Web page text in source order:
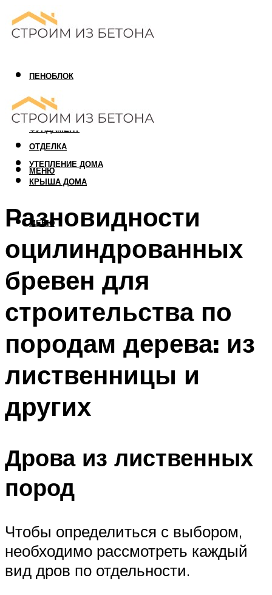
ПЕНОБЛОК
ГАЗОБЛОК
АРБОЛИТОВЫЙ БЛОК
ФУНДАМЕНТ
ОТДЕЛКА
УТЕПЛЕНИЕ ДОМА
КРЫША ДОМА
МЕНЮ
МЕНЮ
Разновидности
оцилиндрованных
бревен для
строительства по
породам дерева: из
лиственницы и
других
Дрова из лиственных
пород
Чтобы определиться с выбором,
необходимо рассмотреть каждый
вид дров по отдельности.